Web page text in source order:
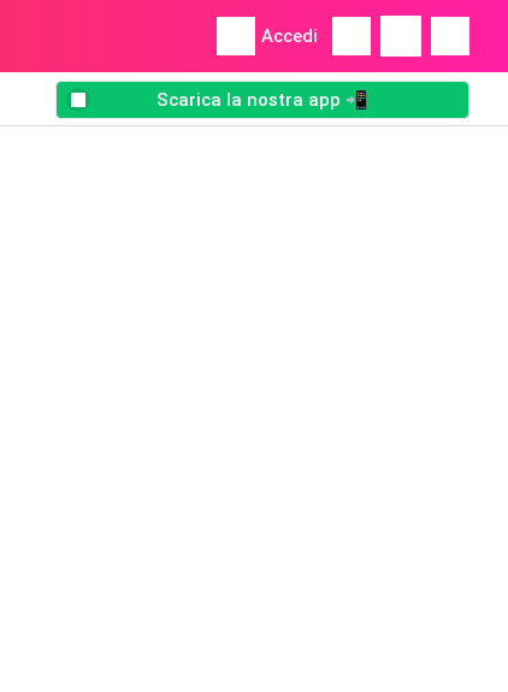
Accedi
Scarica la nostra app 📲